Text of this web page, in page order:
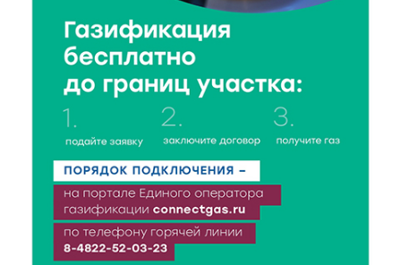
Голубев проверил школы и детсады Зубцова к 1
сентября
6 Авг 2026 15:01 129
От Твери до Москвы: выставка художника
Владимира Васильева о героях СВО проходит в РГБ
6 Авг 2026 14:55 119
В Твери создали соединения для кормовых
добавок, повышающие продуктивность
сельхозживотных